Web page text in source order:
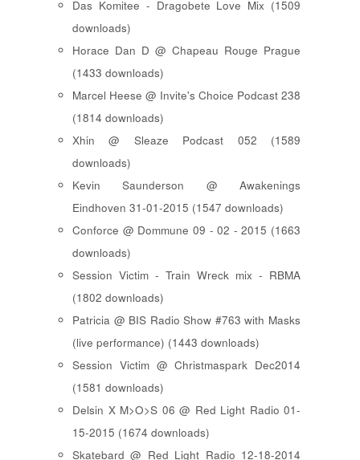
Das Komitee - Dragobete Love Mix (1509
downloads)
Horace Dan D @ Chapeau Rouge Prague
(1433 downloads)
Marcel Heese @ Invite's Choice Podcast 238
(1814 downloads)
Xhin @ Sleaze Podcast 052 (1589
downloads)
Kevin Saunderson @ Awakenings
Eindhoven 31-01-2015 (1547 downloads)
Conforce @ Dommune 09 - 02 - 2015 (1663
downloads)
Session Victim - Train Wreck mix - RBMA
(1802 downloads)
Patricia @ BIS Radio Show #763 with Masks
(live performance) (1443 downloads)
Session Victim @ Christmaspark Dec2014
(1581 downloads)
Delsin X M>O>S 06 @ Red Light Radio 01-
15-2015 (1674 downloads)
Skatebard @ Red Light Radio 12-18-2014